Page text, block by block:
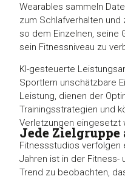
Wearables sammeln
zum Schlafverhalten
so dem Einzelnen, seine
sein Fitnessniveau zu
KI-gesteuerte
Sportlern unschätzbare
Leistung, dienen der
Trainingsstrategien und
Verletzungen eingesetzt
Jede Zielgruppe
Fitnessstudios verfolgen
Jahren ist in der Fitness-
Trend zu beobachten,